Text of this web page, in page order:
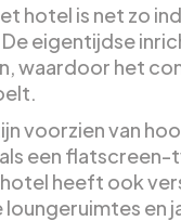
hotel is net zo
eigentijdse
waardoor het
voorzien van
een flatscreen-
heeft ook
en